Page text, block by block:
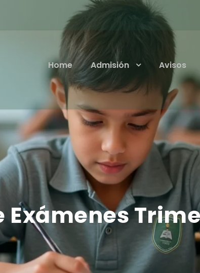
Home Admisión Avisos
Exámenes